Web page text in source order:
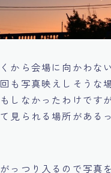
から会場に向かわな
も写真映えしそうな
しなかったわけです
見られる場所がある
っつり入るので写真